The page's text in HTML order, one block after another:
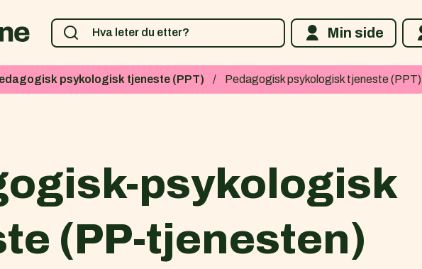
Min side
psykologisk tjeneste (PPT) Pedagogisk psykologisk tjeneste (PPT)
psykologisk
(PP-tjenesten)